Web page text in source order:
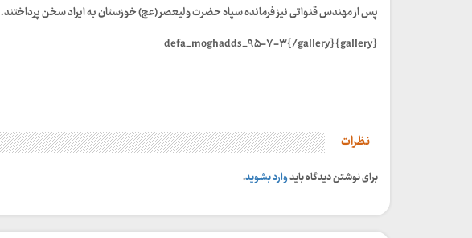
پس از مهندس قنواتی نیز فرمانده سپاه حضرت ولیعصر (عج) خوزستان به ایراد سخن پرداختند.
{gallery}defa_moghadds_۹۵-۷-۳{/gallery}
نظرات
برای نوشتن دیدگاه بایدوارد بشوید.